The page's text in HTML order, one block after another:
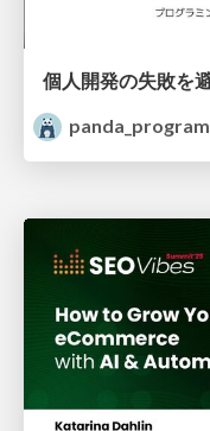
panda_program